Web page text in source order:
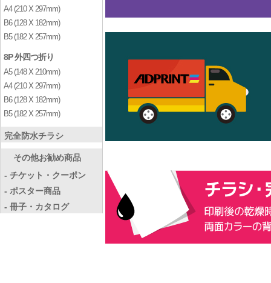
A4 (210 X 297mm)
B6 (128 X 182mm)
B5 (182 X 257mm)
8P 外四つ折り
A5 (148 X 210mm)
A4 (210 X 297mm)
B6 (128 X 182mm)
B5 (182 X 257mm)
完全防水チラシ
その他お勧め商品
- チケット・クーポン
- ポスター商品
- 冊子・カタログ